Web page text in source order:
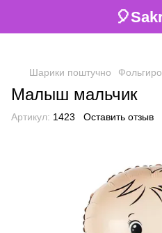
Шарики поштучно
Малыш мальчик
Артикул: 1423 Оставить отзыв